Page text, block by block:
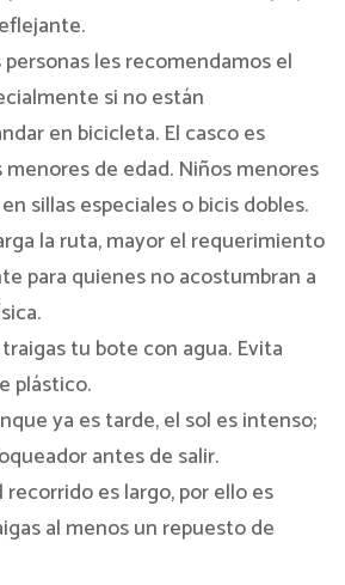
personas les recomendamos el
si no están
en bicicleta. El casco es
de edad. Niños menores
sillas especiales o bicis dobles.
la ruta, mayor el requerimiento
para quienes no acostumbran a
tu bote con agua. Evita
plástico.
ya es tarde, el sol es intenso;
antes de salir.
recorrido es largo, por ello es
al menos un repuesto de